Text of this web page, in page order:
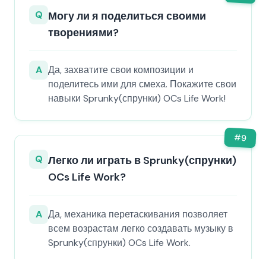
Q Могу ли я поделиться своими
творениями?
A Да, захватите свои композиции и
поделитесь ими для смеха. Покажите свои
навыки Sprunky(спрунки) OCs Life Work!
#9
Q Легко ли играть в Sprunky(спрунки)
OCs Life Work?
A Да, механика перетаскивания позволяет
всем возрастам легко создавать музыку в
Sprunky(спрунки) OCs Life Work.